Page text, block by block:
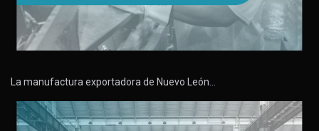
La manufactura exportadora de Nuevo León…